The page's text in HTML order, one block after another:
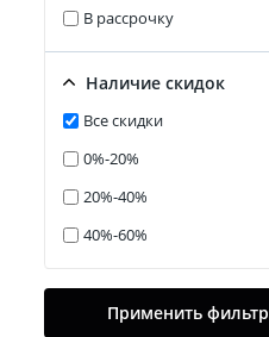
В рассрочку
Наличие скидок
Все скидки
0%-20%
20%-40%
40%-60%
Применить фильтр